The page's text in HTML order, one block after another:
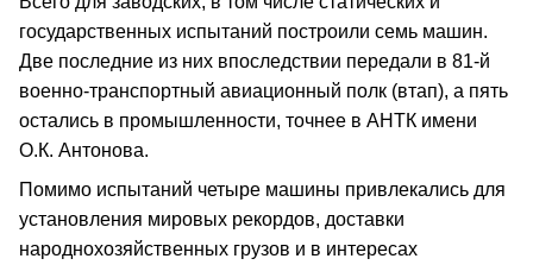
государственных испытаний построили семь машин.
Две последние из них впоследствии передали в 81‑й
военно‑транспортный авиационный полк (втап), а пять
остались в промышленности, точнее в АНТК имени
О.К. Антонова.
Помимо испытаний четыре машины привлекались для
установления мировых рекордов, доставки
народнохозяйственных грузов и в интересах